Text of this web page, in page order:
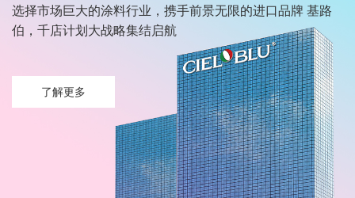
选择市场巨大的涂料行业，携手前景无限的进口品牌 基路
伯，千店计划大战略集结启航
了解更多